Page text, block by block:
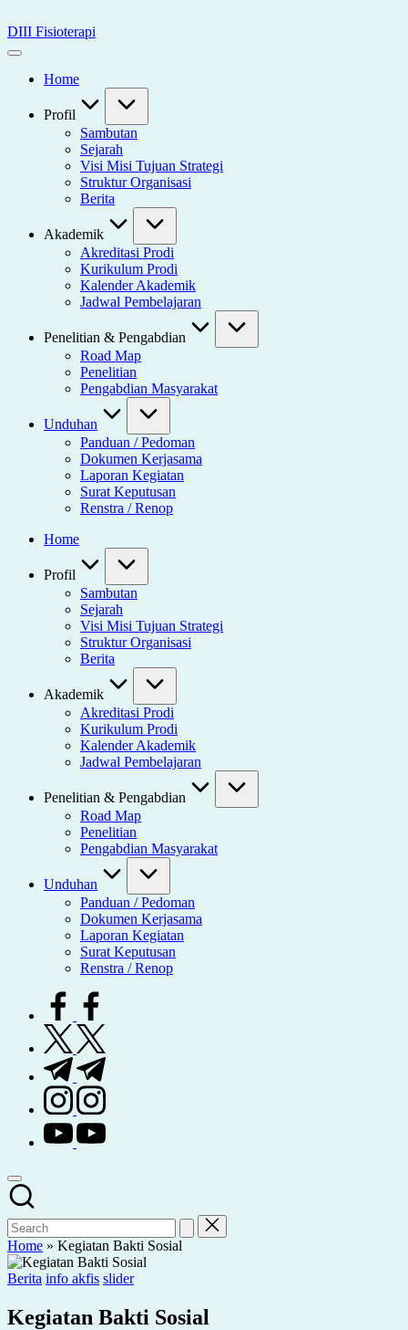
to
content
DIII Fisioterapi
Universitas
HusadaHome
Profil
Sambutan
Sejarah
Visi Misi Tujuan Strategi
Struktur Organisasi
Berita
Akademik
Akreditasi Prodi
Kurikulum Prodi
Kalender Akademik
Jadwal Pembelajaran
Penelitian & Pengabdian
Road Map
Penelitian
Pengabdian Masyarakat
Unduhan
Panduan / Pedoman
Dokumen Kerjasama
Laporan Kegiatan
Surat Keputusan
Renstra / Renop
Home
Profil
Sambutan
Sejarah
Visi Misi Tujuan Strategi
Struktur Organisasi
Berita
Akademik
Akreditasi Prodi
Kurikulum Prodi
Kalender Akademik
Jadwal Pembelajaran
Penelitian & Pengabdian
Road Map
Penelitian
Pengabdian Masyarakat
Unduhan
Panduan / Pedoman
Dokumen Kerjasama
Laporan Kegiatan
Surat Keputusan
Renstra / Renop
facebook.com
twitter.com
t.me
instagram.com
youtube.com
Home » Kegiatan Bakti Sosial
Posted
Berita info akfis slider
Kegiatan Bakti Sosial